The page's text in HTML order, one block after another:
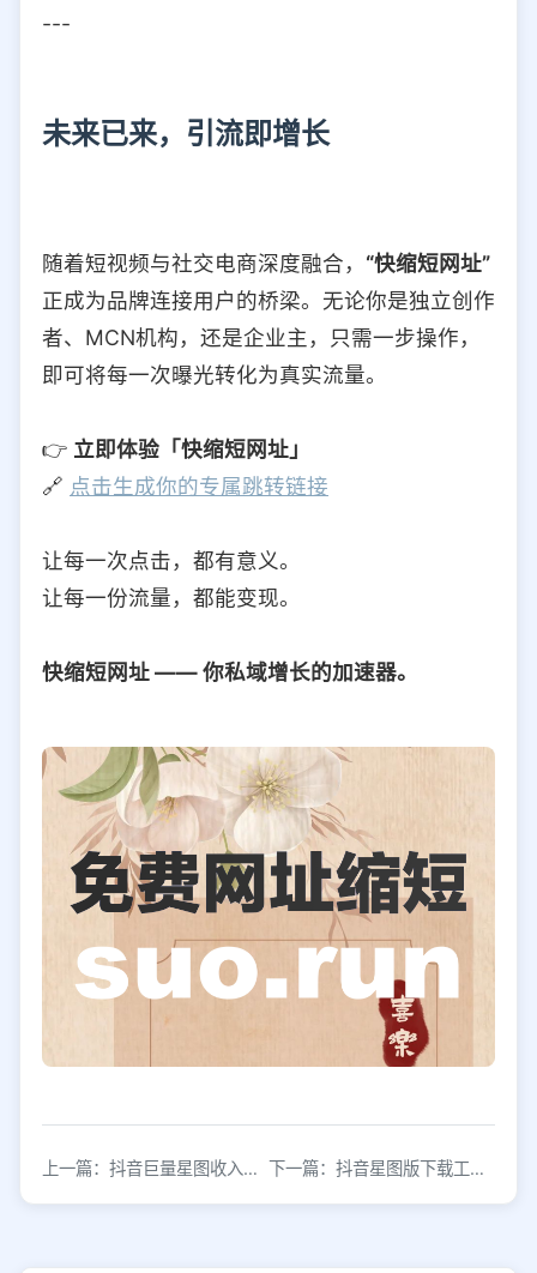
---
未来已来，引流即增长
随着短视频与社交电商深度融合， “快缩短网址”
正成为品牌连接用户的桥梁。无论你是独立创作
者、MCN机构，还是企业主，只需一步操作，
即可将每一次曝光转化为真实流量。
👉 立即体验「快缩短网址」
🔗 点击生成你的专属跳转链接
让每一次点击，都有意义。
让每一份流量，都能变现。
快缩短网址 —— 你私域增长的加速器。
上一篇：抖音巨量星图收入与跳转链接使用指南 下一篇：抖音星图版下载工具及挂载跳转链接